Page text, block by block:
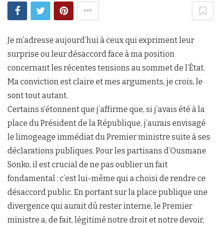
Je m’adresse aujourd’hui à ceux qui expriment leur
surprise ou leur désaccord face à ma position
concernant les récentes tensions au sommet de l’État.
Ma conviction est claire et mes arguments, je crois, le
sont tout autant.
Certains s’étonnent que j’affirme que, si j’avais été à la
place du Président de la République, j’aurais envisagé
le limogeage immédiat du Premier ministre suite à ses
déclarations publiques. Pour les partisans d’Ousmane
Sonko, il est crucial de ne pas oublier un fait
fondamental : c’est lui-même qui a choisi de rendre ce
désaccord public. En portant sur la place publique une
divergence qui aurait dû rester interne, le Premier
ministre a, de fait, légitimé notre droit et notre devoir,